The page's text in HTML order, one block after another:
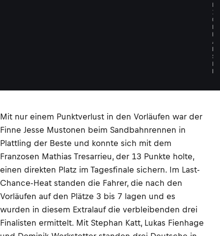
R
I
C
K
H
A
N
S
E
N
Mit nur einem Punktverlust in den Vorläufen war der
Finne Jesse Mustonen beim Sandbahnrennen in
Plattling der Beste und konnte sich mit dem
Franzosen Mathias Tresarrieu, der 13 Punkte holte,
einen direkten Platz im Tagesfinale sichern. Im Last-
Chance-Heat standen die Fahrer, die nach den
Vorläufen auf den Plätze 3 bis 7 lagen und es
wurden in diesem Extralauf die verbleibenden drei
Finalisten ermittelt. Mit Stephan Katt, Lukas Fienhage